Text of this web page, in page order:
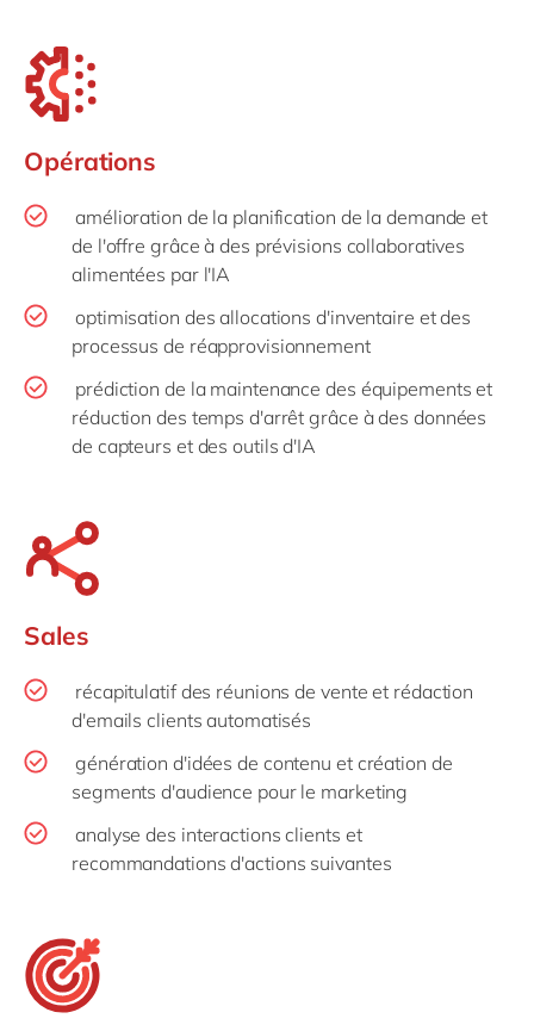
Opérations
amélioration de la planification de la demande et
de l'offre grâce à des prévisions collaboratives
alimentées par l'IA
optimisation des allocations d'inventaire et des
processus de réapprovisionnement
prédiction de la maintenance des équipements et
réduction des temps d'arrêt grâce à des données
de capteurs et des outils d'IA
Sales
récapitulatif des réunions de vente et rédaction
d'emails clients automatisés
génération d'idées de contenu et création de
segments d'audience pour le marketing
analyse des interactions clients et
recommandations d'actions suivantes